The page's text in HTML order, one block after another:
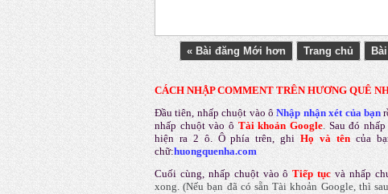
« Bài đăng Mới hơn Trang chủ
CÁCH NHẬP COMMENT TRÊN HƯƠNG QUÊ
Đầu tiên, nhấp chuột vào ô Nhập nhận xét của bạn
nhấp chuột vào ô Tài khoản Google. Sau đó
hiện ra 2 ô. Ô phía trên, ghiHọ và tên của
chữ:huongquenha.com
Cuối cùng, nhấp chuột vào ô Tiếp tục và nhấp
xong.(Nếu bạn đã có sẵn Tài khoản Google, thì